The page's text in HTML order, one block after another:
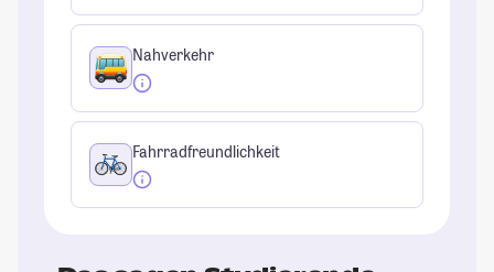
Nahverkehr
Fahrradfreundlichkeit